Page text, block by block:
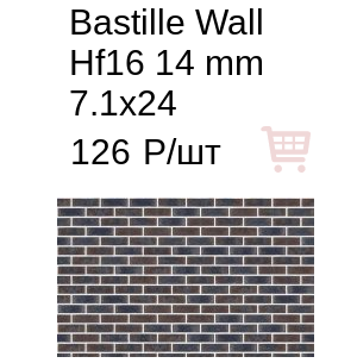
Bastille Wall
Hf16 14 mm
7.1x24
126 Р/шт